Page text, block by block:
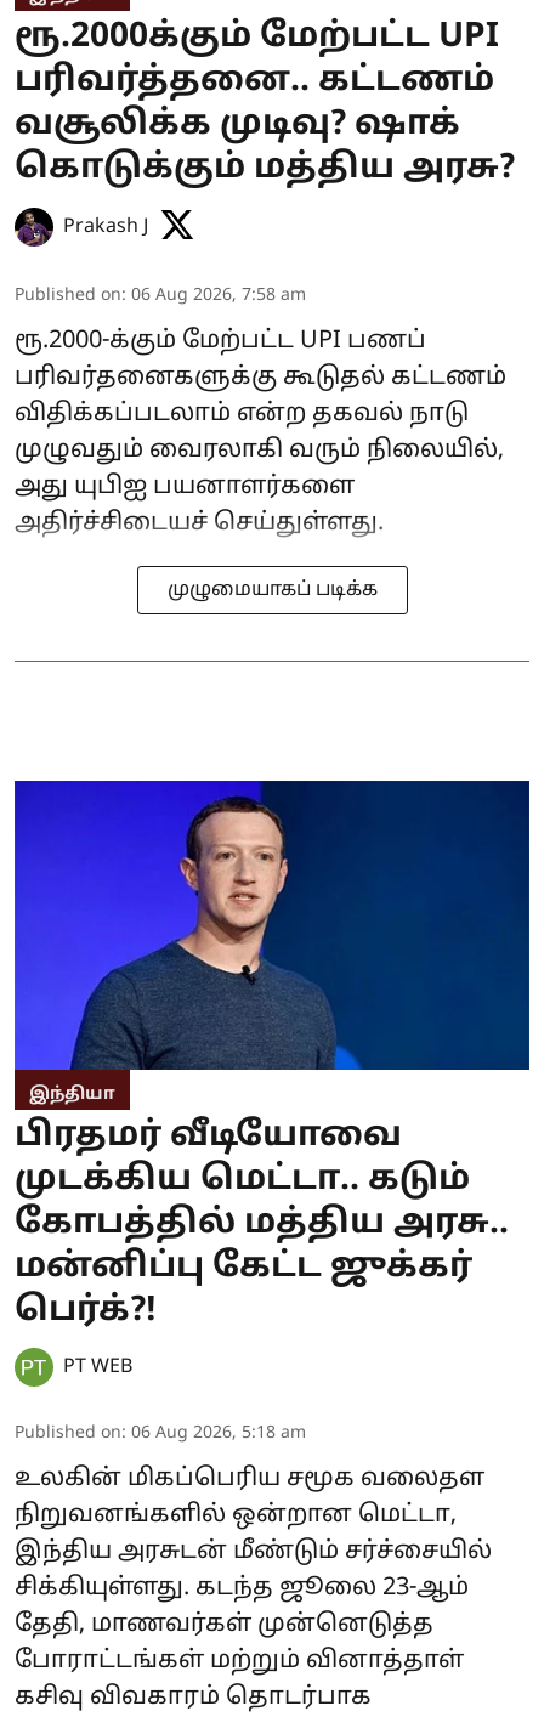
ரூ.2000க்கும் மேற்பட்ட UPI
பரிவர்த்தனை.. கட்டணம்
வசூலிக்க முடிவு? ஷாக்
கொடுக்கும் மத்திய அரசு?
Prakash J
Published on: 06 Aug 2026, 7:58 am
ரூ.2000-க்கும் மேற்பட்ட UPI பணப்
பரிவர்தனைகளுக்கு கூடுதல் கட்டணம்
விதிக்கப்படலாம் என்ற தகவல் நாடு
முழுவதும் வைரலாகி வரும் நிலையில்,
அது யுபிஐ பயனாளர்களை
அதிர்ச்சிடையச் செய்துள்ளது.
முழுமையாகப் படிக்க
இந்தியா
பிரதமர் வீடியோவை
முடக்கிய மெட்டா.. கடும்
கோபத்தில் மத்திய அரசு..
மன்னிப்பு கேட்ட ஜுக்கர்
பெர்க்?!
PT WEB
Published on: 06 Aug 2026, 5:18 am
உலகின் மிகப்பெரிய சமூக வலைதள
நிறுவனங்களில் ஒன்றான மெட்டா,
இந்திய அரசுடன் மீண்டும் சர்ச்சையில்
சிக்கியுள்ளது. கடந்த ஜூலை 23-ஆம்
தேதி, மாணவர்கள் முன்னெடுத்த
போராட்டங்கள் மற்றும் வினாத்தாள்
கசிவு விவகாரம் தொடர்பாக